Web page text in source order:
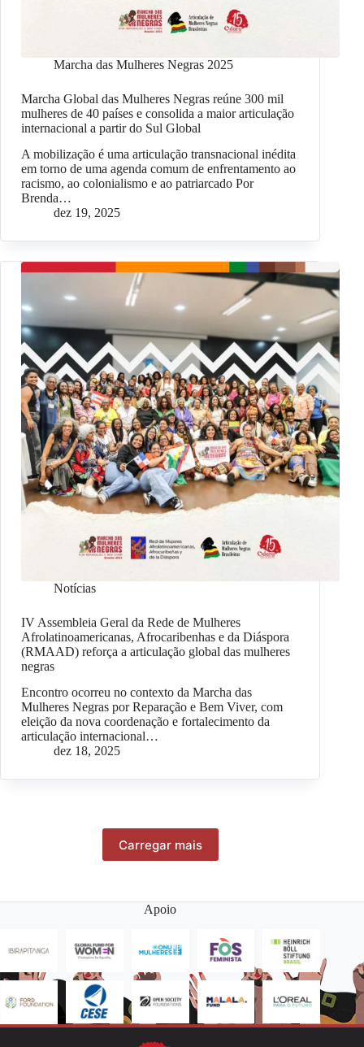
Marcha das Mulheres Negras 2025
Marcha Global das Mulheres Negras reúne 300 mil
mulheres de 40 países e consolida a maior articulação
internacional a partir do Sul Global
A mobilização é uma articulação transnacional inédita
em torno de uma agenda comum de enfrentamento ao
racismo, ao colonialismo e ao patriarcado Por
Brenda…
dez 19, 2025
Notícias
IV Assembleia Geral da Rede de Mulheres
Afrolatinoamericanas, Afrocaribenhas e da Diáspora
(RMAAD) reforça a articulação global das mulheres
negras
Encontro ocorreu no contexto da Marcha das
Mulheres Negras por Reparação e Bem Viver, com
eleição da nova coordenação e fortalecimento da
articulação internacional…
dez 18, 2025
Carregar mais
Apoio